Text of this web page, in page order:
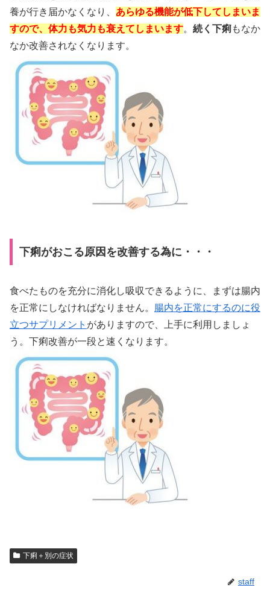
養が行き届かなくなり、 あらゆる機能が低下してしまいま
すので、体力も気力も衰えてしまいます。 続く下痢もなか
なか改善されなくなります。
下痢がおこる原因を改善する為に・・・
食べたものを充分に消化し吸収できるように、まずは腸内
を正常にしなければなりません。 腸内を正常にするのに役
立つサプリメント がありますので、上手に利用しましょ
う。下痢改善が一段と速くなります。
下痢＋別の症状
staff